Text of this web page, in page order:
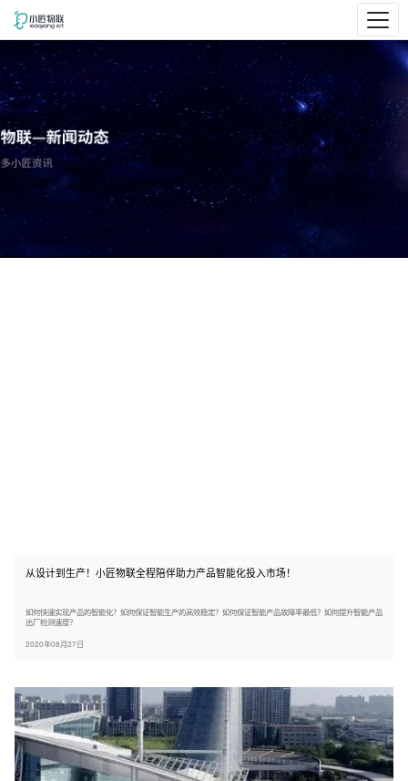
从设计到生产！小匠物联全程陪伴助力产品智能化投入市场！
如何快速实现产品的智能化？如何保证智能生产的高效稳定？如何保证智能产品故障率最低？如何提升智能产品
出厂检测速度？
2020年08月27日